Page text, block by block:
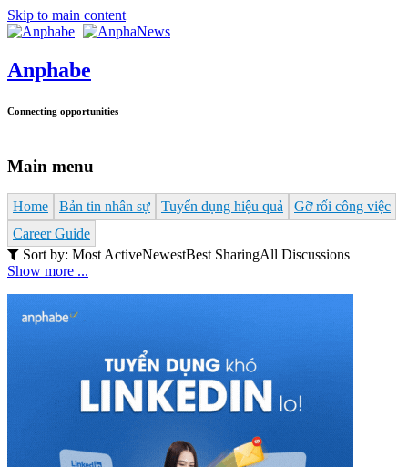
Skip to main content
Anphabe
Connecting opportunities
Main menu
Home Bản tin nhân sự Tuyển dụng hiệu quả
Gỡ rối công việc
Career Guide
Sort by: Most ActiveNewestBest SharingAll Discussions
Show more ...